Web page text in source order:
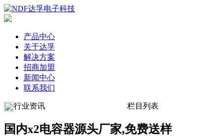
产品中心
关于达孚
解决方案
招商加盟
新闻中心
联系我们
行业资讯 栏目列表
国内x2电容器源头厂家,免费送样